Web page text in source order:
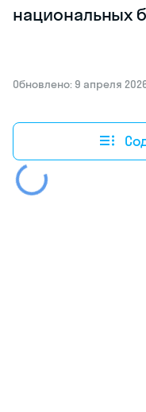
национальных
Обновлено: 9 апреля